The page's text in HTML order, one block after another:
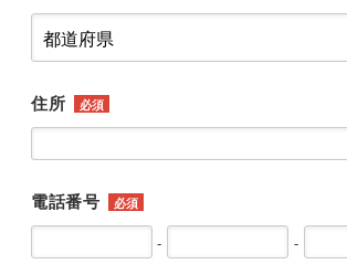
住所 必須
電話番号 必須
-
-